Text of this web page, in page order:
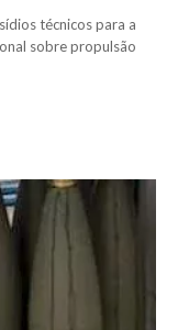
técnicos para a
sobre propulsão